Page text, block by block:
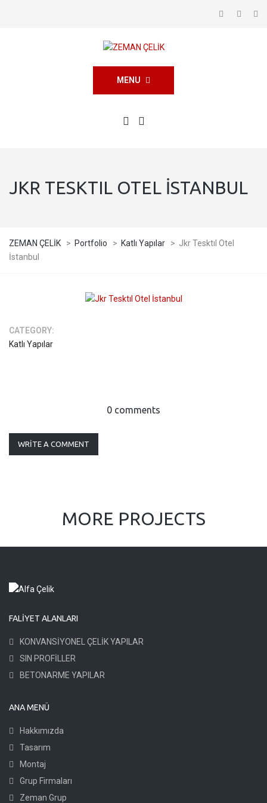
MENU
JKR TESKTIL OTEL İSTANBUL
ZEMAN ÇELİK > Portfolio > Katlı Yapılar > Jkr Tesktıl Otel
İstanbul
CATEGORY:
Katlı Yapılar
0 comments
WRITE A COMMENT
MORE PROJECTS
FALIYET ALANLARI
KONVANSİYONEL ÇELİK YAPILAR
SIN PROFİLLER
BETONARME YAPILAR
ANA MENÜ
Hakkımızda
Tasarım
Montaj
Grup Firmaları
Zeman Grup